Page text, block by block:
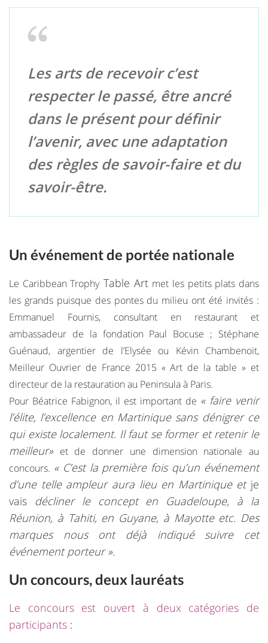
Les arts de recevoir c’est
respecter le passé, être ancré
dans le présent pour définir
l’avenir, avec une adaptation
des règles de savoir-faire et du
savoir-être.
Un événement de portée nationale
Le Caribbean TrophyTable Art met les petits plats dans
les grands puisque des pontes du milieu ont été invités :
Emmanuel Fournis, consultant en restaurant et
ambassadeur de la fondation Paul Bocuse ; Stéphane
Guénaud, argentier de l’Elysée ou Kévin Chambenoit,
Meilleur Ouvrier de France 2015 « Art de la table » et
directeur de la restauration au Peninsula à Paris.
Pour Béatrice Fabignon, il est important de « faire venir
l’élite, l’excellence en Martinique sans dénigrer ce
qui existe localement. Il faut se former et retenir le
meilleur»et de donner une dimension nationale au
concours. « C’est la première fois qu’un événement
d’une telle ampleur aura lieu en Martinique etje
vais décliner le concept en Guadeloupe, à la
Réunion, à Tahiti, en Guyane, à Mayotte etc. Des
marques nous ont déjà indiqué suivre cet
événement porteur ».
Un concours, deux lauréats
Le concours est ouvert à deux catégories de
participants :